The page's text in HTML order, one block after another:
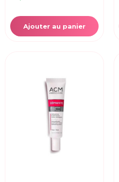
Ajouter au panier